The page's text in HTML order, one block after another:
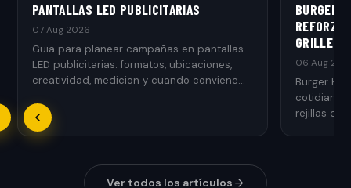
PANTALLAS LED PUBLICITARIAS
07 Aug 2026
Guia para planear campañas en pantallas
LED publicitarias: formatos, ubicaciones,
creatividad, medicion y cuando conviene
BURGER
GRILLED
06 Aug
Burger
rejillas de
Ver todos los artículos